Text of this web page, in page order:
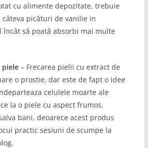
cu alimente depozitate, trebuie
câteva picături de vanilie in
încât să poată absorbi mai multe
– Frecarea pielii cu extract de
o prostie, dar este de fapt o idee
celulele moarte ale
la o piele cu aspect frumos.
bani, deoarece acest produs
practic sesiuni de scumpe la